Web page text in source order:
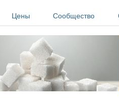
Цены Сообщество